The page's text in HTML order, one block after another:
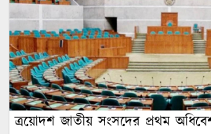
ত্রয়োদশ জাতীয় সংসদের প্রথম